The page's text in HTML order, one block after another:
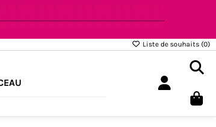
Liste de souhaits (0)